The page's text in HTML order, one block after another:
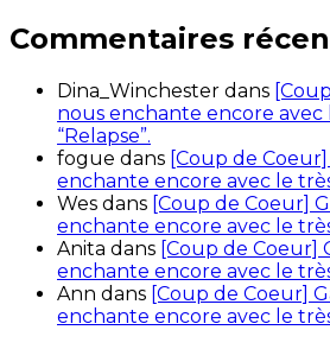
Commentaires
Dina_Winchester dans
nous enchante encore avec
“Relapse”.
fogue dans [Coup de
enchante encore avec le
Wes dans [Coup de Coeur]
enchante encore avec le
Anita dans [Coup de Coeur]
enchante encore avec le
Ann dans [Coup de Coeur]
enchante encore avec le